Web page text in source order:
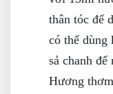
thân tóc để
có thể
sả chanh để
Hương